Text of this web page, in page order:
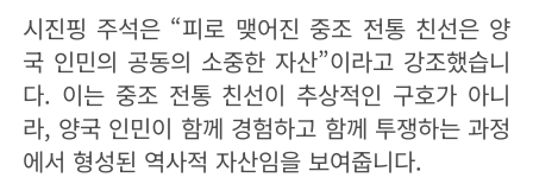
시진핑 주석은 “피로 맺어진 중조 전통 친선은 양
국 인민의 공동의 소중한 자산”이라고 강조했습니
다. 이는 중조 전통 친선이 추상적인 구호가 아니
라, 양국 인민이 함께 경험하고 함께 투쟁하는 과정
에서 형성된 역사적 자산임을 보여줍니다.